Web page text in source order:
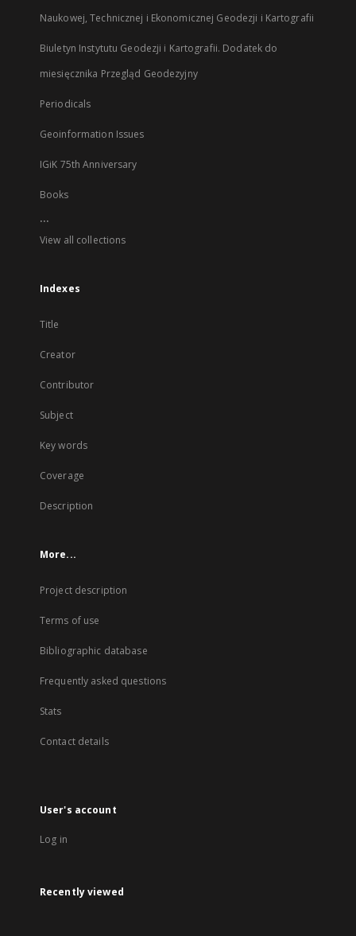
Naukowej, Technicznej i Ekonomicznej Geodezji i Kartografii
Biuletyn Instytutu Geodezji i Kartografii. Dodatek do
miesięcznika Przegląd Geodezyjny
Periodicals
Geoinformation Issues
IGiK 75th Anniversary
Books
...
View all collections
Indexes
Title
Creator
Contributor
Subject
Key words
Coverage
Description
More...
Project description
Terms of use
Bibliographic database
Frequently asked questions
Stats
Contact details
User's account
Log in
Recently viewed